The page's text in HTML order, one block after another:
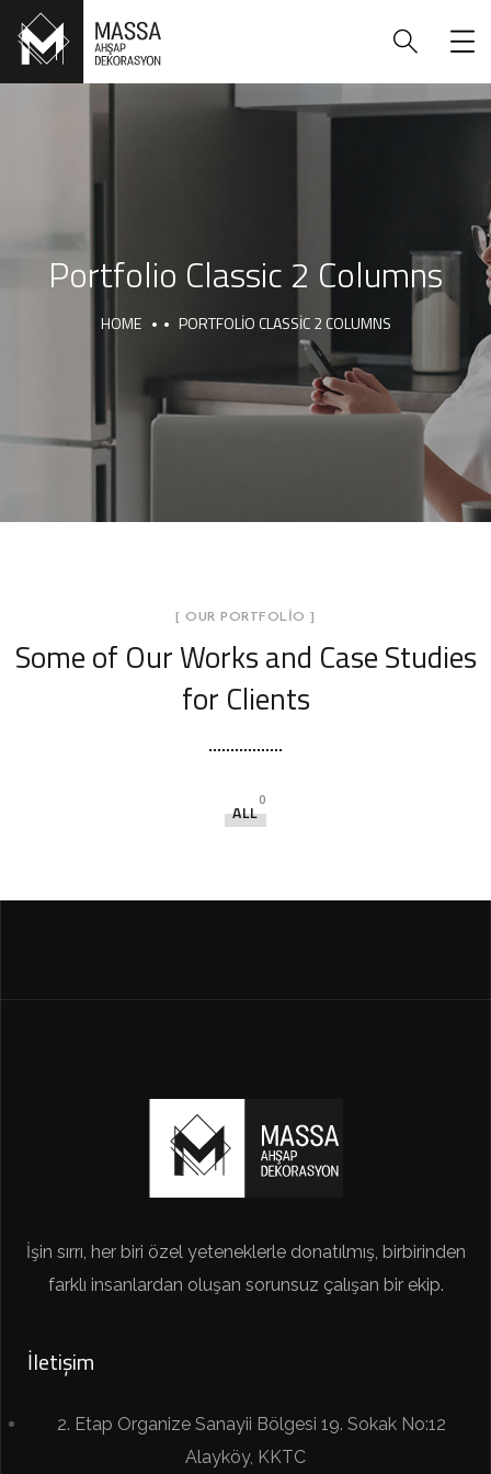
Portfolio Classic 2 Columns
HOME PORTFOLIO CLASSIC 2 COLUMNS
[ OUR PORTFOLIO ]
Some of Our Worksand Case Studies
for Clients
ALL
0
İşin sırrı, her biri özel yeteneklerle donatılmış, birbirinden
farklı insanlardan oluşan sorunsuz çalışan bir ekip.
İletişim
2. Etap Organize Sanayii Bölgesi 19. Sokak No:12
Alayköy, KKTC